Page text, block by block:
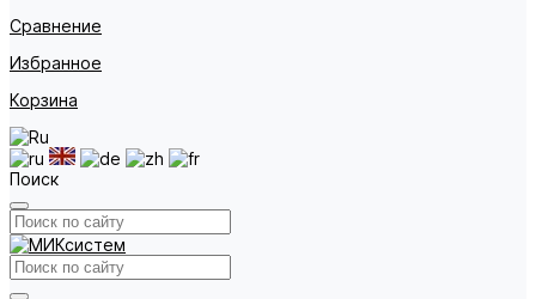
Сравнение
Избранное
Корзина
Поиск